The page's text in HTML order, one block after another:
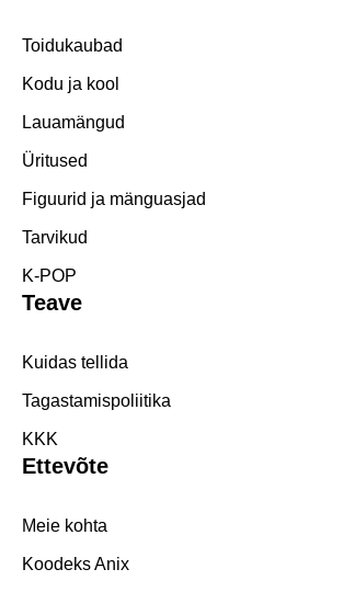
Toidukaubad
Kodu ja kool
Lauamängud
Üritused
Figuurid ja mänguasjad
Tarvikud
K-POP
Teave
Kuidas tellida
Tagastamispoliitika
KKK
Ettevõte
Meie kohta
Koodeks Anix